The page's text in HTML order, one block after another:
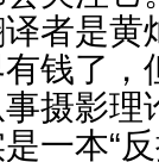
者是
钱了
摄影
是一本“